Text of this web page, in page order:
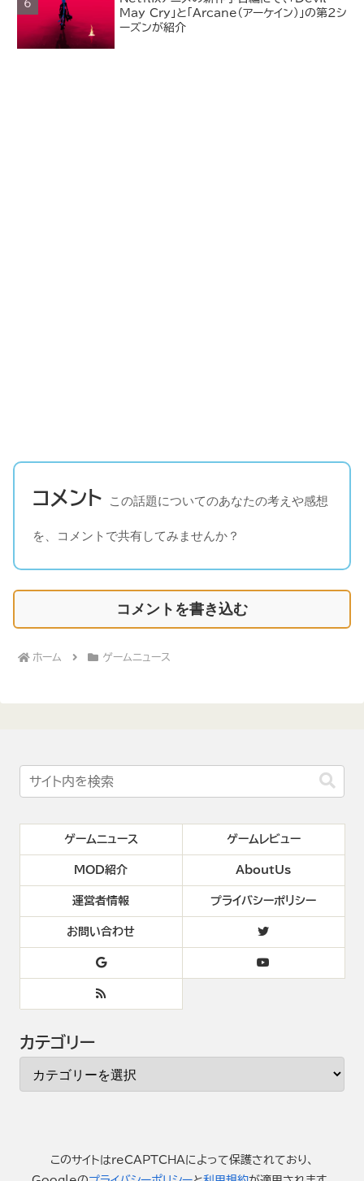
May Cry」と「Arcane（アーケイン）」の第2シ
ーズンが紹介
コメント この話題についてのあなたの考えや感想
を、コメントで共有してみませんか？
コメントを書き込む
ホーム ゲームニュース
ゲームニュース ゲームレビュー
MOD紹介 AboutUs
運営者情報 プライバシーポリシー
お問い合わせ
カテゴリー
このサイトはreCAPTCHAによって保護されており、